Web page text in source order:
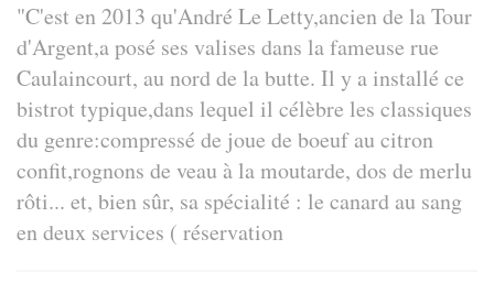
"C'est en 2013 qu'André Le Letty,ancien de la Tour
d'Argent,a posé ses valises dans la fameuse rue
Caulaincourt, au nord de la butte. Il y a installé ce
bistrot typique,dans lequel il célèbre les classiques
du genre:compressé de joue de boeuf au citron
confit,rognons de veau à la moutarde, dos de merlu
rôti... et, bien sûr, sa spécialité : le canard au sang
en deux services ( réservation